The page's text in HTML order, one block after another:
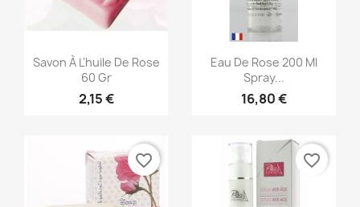
Aperçu rapide
Savon À L'huile De Rose
60 Gr
2,15 €
Aperçu rapide
Eau De Rose 200 Ml
Spray...
16,80 €
favorite_border favorite_border